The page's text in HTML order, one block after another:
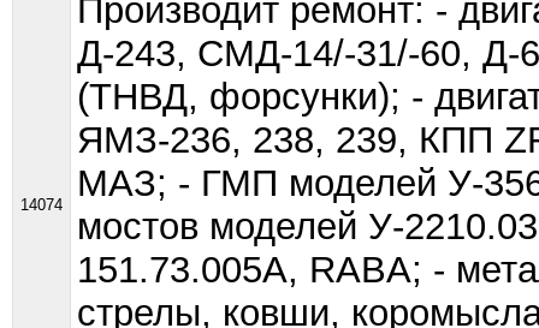
14074
Производит ремонт: -
Д-243, СМД-14/-31/-60, Д-
(ТНВД, форсунки); -
ЯМЗ-236, 238, 239, КПП
МАЗ; - ГМП моделей У-
мостов моделей У-
151.73.005А, RABA; -
стрелы, ковши,